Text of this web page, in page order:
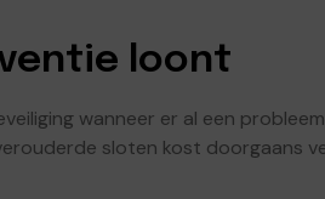
loont
wanneer er al een
sloten kost doorgaans